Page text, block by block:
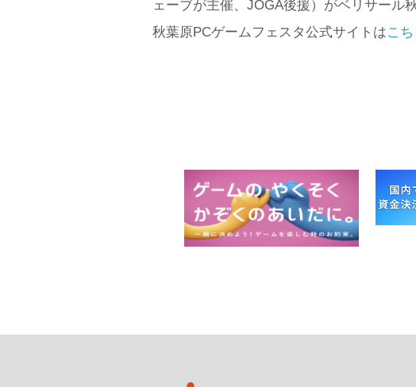
ェーブが主催、JOGA後援）がベリサール
秋葉原PCゲームフェスタ公式サイトはこち